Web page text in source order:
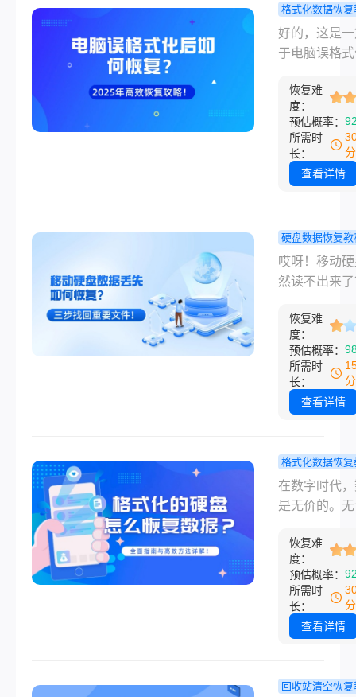
据。
统更新失败
问题。C盘作
和大多数软
操作系统、
件、用户数
重任务，因
易被迅速填
么如何清理
内存呢？本
的C盘清理方
在帮助您从
高手，全方
格式化数据恢复
电脑误格式
如何恢复？
恢复全攻略
好的，这是
于电脑误格
常用且高效
详细指南，
合您的要求
误格式化后
死回生？
数据是无价
次手滑的误
操作，可能
珍贵的家庭
重要的工作
多年的心血
失”。这种突
的灾难足以
急如焚。但
静下来！“格
而只是清空
的“目录索引”
恢复难
度：
预估概率：
所需时
长：
查看详情
硬盘数据恢复教
动硬盘数据
如何恢复？
要文件！
哎呀！移动
然读不出来
件？格式化
现备份没更
种糟心事儿
也经历过！
分钟前还好
翼而飞，真
都漏半拍。
动硬盘数据
恢复难
度：
预估概率：
所需时
长：
查看详情
格式化数据恢复
格式化的硬
么恢复数据
法详解！
在数字时代
是无价的。
重要的工作
还是多年的
料，一次意
盘格式化操
能导致灾难
或是在重装
恢复难
度：
预估概率：
所需时
长：
查看详情
回收站清空恢